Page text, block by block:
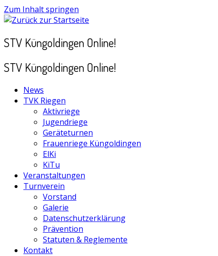
Zum Inhalt springen
STV Küngoldingen Online!
STV Küngoldingen Online!
News
TVK Riegen
Aktivriege
Jugendriege
Geräteturnen
Frauenriege Küngoldingen
ElKi
KiTu
Veranstaltungen
Turnverein
Vorstand
Galerie
Datenschutzerklärung
Prävention
Statuten & Reglemente
Kontakt